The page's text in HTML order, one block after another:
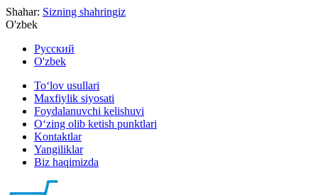
Shahar: Sizning shahringiz
O'zbek
Русский
O'zbek
To‘lov usullari
Maxfiylik siyosati
Foydalanuvchi kelishuvi
O‘zing olib ketish punktlari
Kontaktlar
Yangiliklar
Biz haqimizda